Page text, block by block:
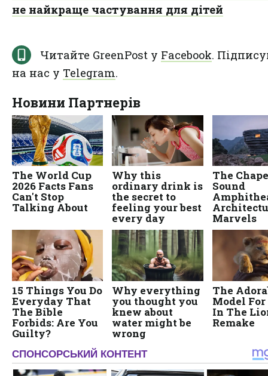
не найкраще частування для дітей
Читайте GreenPost у Facebook.
на нас у Telegram.